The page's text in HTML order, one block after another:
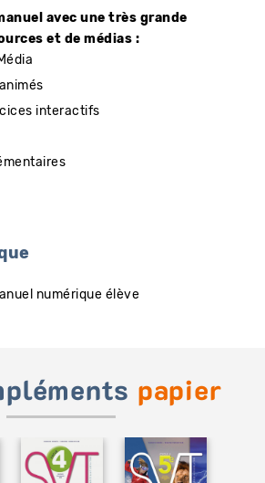
avec une très grande
et de médias :
interactifs
numérique élève
papier